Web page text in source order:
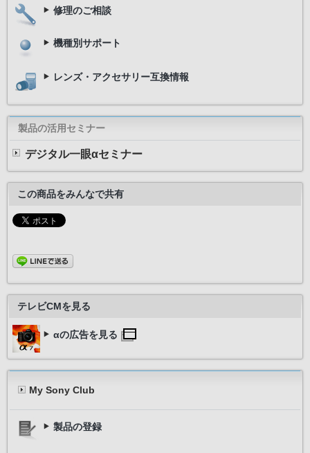
修理のご相談
機種別サポート
レンズ・アクセサリー互換情報
製品の活用セミナー
デジタル一眼αセミナー
この商品をみんなで共有
テレビCMを見る
αの広告を見る
My Sony Club
製品の登録